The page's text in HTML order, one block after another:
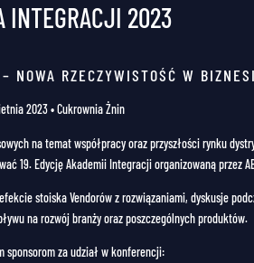
INTEGRACJI 2023
NOWA RZECZYWISTOŚĆ W
2023 • Cukrownia Żnin
na temat współpracy oraz przyszłości rynku
19. Edycję Akademii Integracji organizowaną przez
stoiska Vendorów z rozwiązaniami, dyskusje
na rozwój branży oraz poszczególnych produktów.
sponsorom za udział w konferencji: